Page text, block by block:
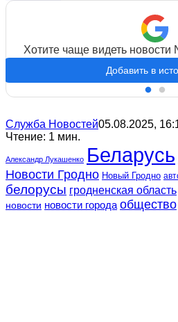
Хотите чаще видеть новости
Добавить в
Служба Новостей05.08.2025,
Чтение: 1 мин.
Александр Лукашенко Беларусь
Новости Гродно Новый Гродно
белорусы гродненская область
новости новости города общество